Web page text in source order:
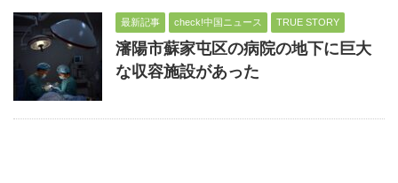
最新記事 check!中国ニュース TRUE STORY
瀋陽市蘇家屯区の病院の地下に巨大
な収容施設があった